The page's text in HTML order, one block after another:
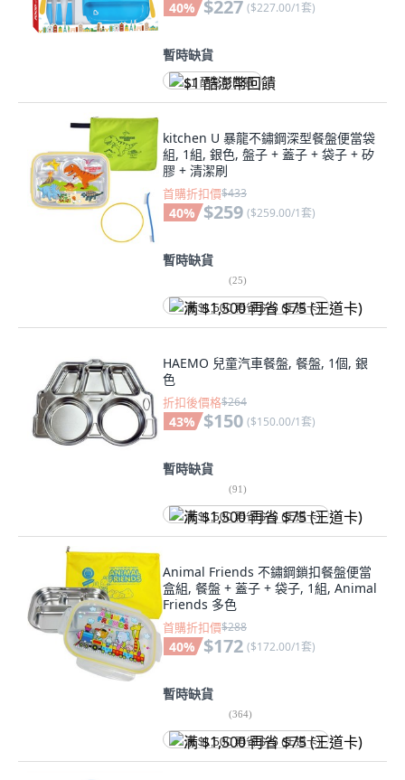
40% $227 ($227.00/1套)
暫時缺貨
$1 酷澎幣回饋
kitchen U 暴龍不鏽鋼深型餐盤便當袋
組, 1組, 銀色, 盤子 + 蓋子 + 袋子 + 矽
膠 + 清潔刷
首購折扣價$433
40% $259 ($259.00/1套)
暫時缺貨
(25)
满 $1,500 再省 $75 (王道卡)
HAEMO 兒童汽車餐盤, 餐盤, 1個, 銀
色
折扣後價格$264
43% $150 ($150.00/1套)
暫時缺貨
(91)
满 $1,500 再省 $75 (王道卡)
Animal Friends 不鏽鋼鎖扣餐盤便當
盒組, 餐盤 + 蓋子 + 袋子, 1組, Animal
Friends 多色
首購折扣價$288
40% $172 ($172.00/1套)
暫時缺貨
(364)
满 $1,500 再省 $75 (王道卡)